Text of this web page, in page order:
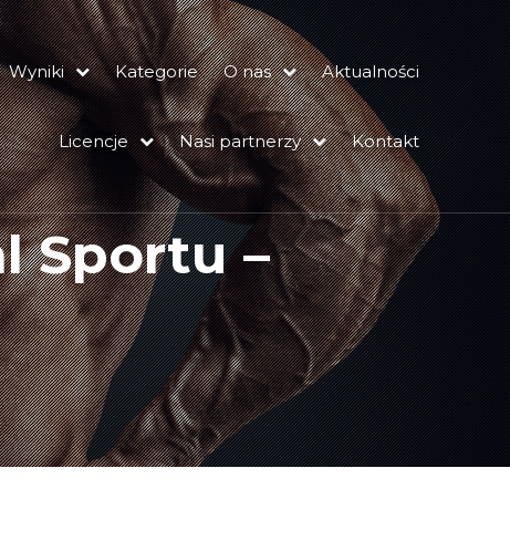
Wyniki Kategorie O nas Aktualności
Licencje Nasi partnerzy Kontakt
Sportu –